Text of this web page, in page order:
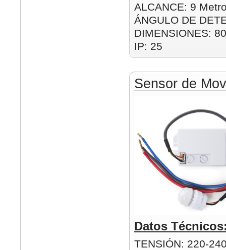
ALCANCE: 9
ÁNGULO DE
DIMENSIONES:
IP: 25
Sensor de
Datos
TENSIÓN: 220-